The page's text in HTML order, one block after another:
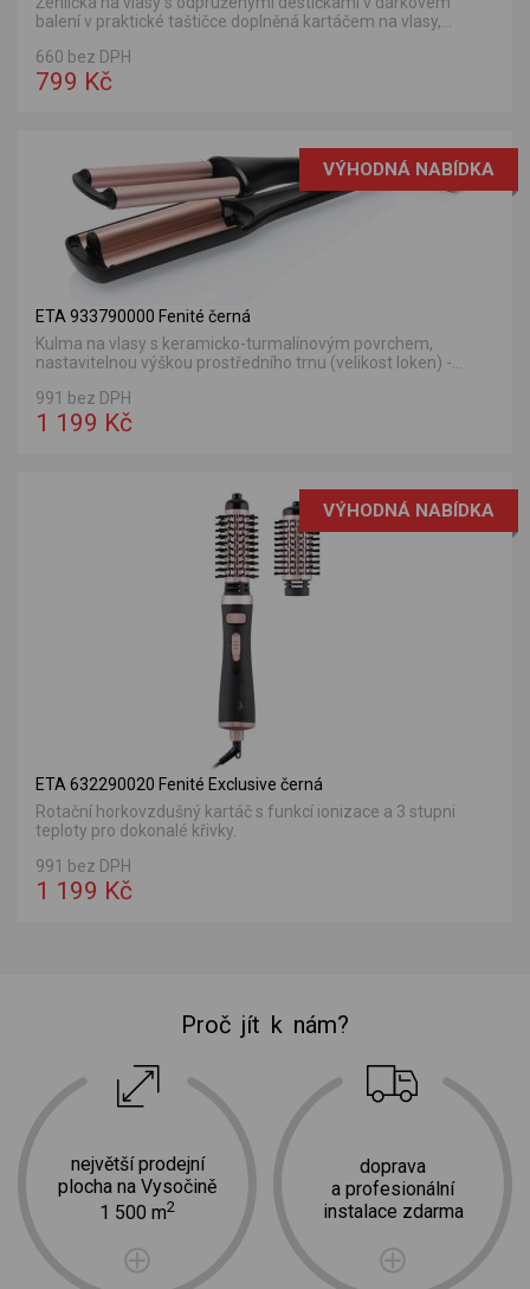
balení v praktické taštičce doplněná kartáčem na vlasy,...
660 bez DPH
799 Kč
VÝHODNÁ NABÍDKA
ETA 933790000 Fenité černá
Kulma na vlasy s keramicko-turmalínovým povrchem,
nastavitelnou výškou prostředního trnu (velikost loken) -...
991 bez DPH
1 199 Kč
VÝHODNÁ NABÍDKA
ETA 632290020 Fenité Exclusive černá
Rotační horkovzdušný kartáč s funkcí ionizace a 3 stupni
teploty pro dokonalé křivky.
991 bez DPH
1 199 Kč
Proč jít k nám?
největší prodejní
plocha na Vysočině
1 500 m2
doprava
a profesionální
instalace zdarma